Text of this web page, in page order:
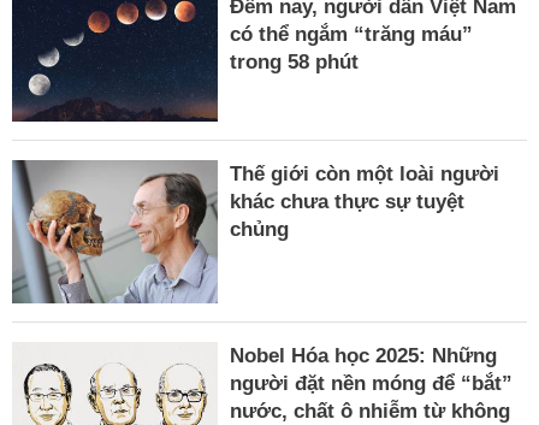
Đêm nay, người dân Việt Nam
có thể ngắm “trăng máu”
trong 58 phút
Thế giới còn một loài người
khác chưa thực sự tuyệt
chủng
Nobel Hóa học 2025: Những
người đặt nền móng để “bắt”
nước, chất ô nhiễm từ không